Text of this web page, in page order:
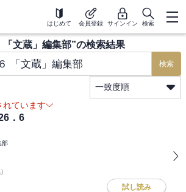
はじめて 会員登録 サインイン 検索
「文蔵」編集部”の検索結果
検索
一致度順
れています
．6
部
)
試し読み